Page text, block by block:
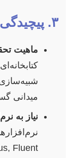
۳. پیچیدگی موضوع و حجم کار
ماهیت
میدانی
نیاز به